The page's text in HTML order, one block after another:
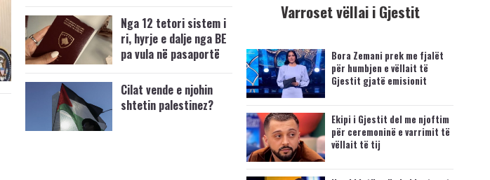
Nga 12 tetori sistem i
ri, hyrje e dalje nga BE
pa vula në pasaportë
Cilat vende e njohin
shtetin palestinez?
Varroset vëllai i Gjestit
Bora Zemani prek me fjalët
për humbjen e vëllait të
Gjestit gjatë emisionit
Ekipi i Gjestit del me njoftim
për ceremoninë e varrimit të
vëllait të tij